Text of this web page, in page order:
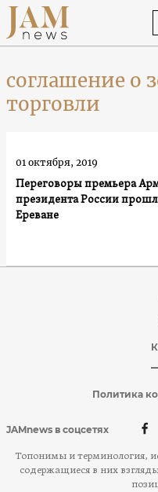
соглашение о
торговли
Переговоры премьера
президента России
Ереване
01 октября, 2019
Политика
JAMnews в соцсетях
Топонимы и терминология,
содержащиеся в них